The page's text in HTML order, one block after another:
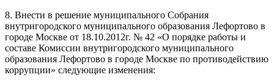
8. Внести в решение муниципального Собрания
внутригородского муниципального образования Лефортово в
городе Москве от 18.10.2012г. № 42 «О порядке работы и
составе Комиссии внутригородского муниципального
образования Лефортово в городе Москве по противодействию
коррупции» следующие изменения: